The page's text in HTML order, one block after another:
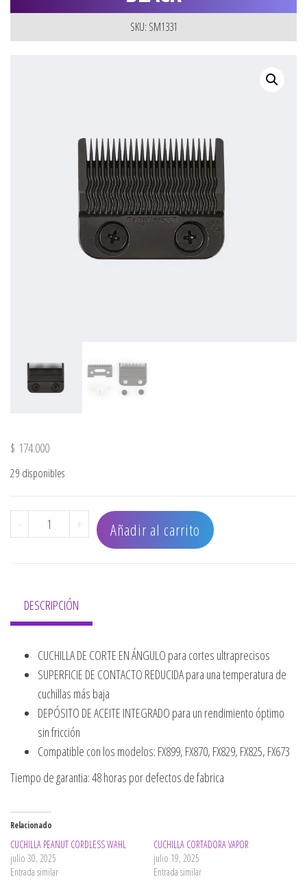
SKU: SM1331
$ 174.000
29 disponibles
- CUCHILLA FADE DE PRECISIÓN BLACK cantidad
+ Añadir al carrito
DESCRIPCIÓN
CUCHILLA DE CORTE EN ÁNGULO para cortes ultraprecisos
SUPERFICIE DE CONTACTO REDUCIDA para una temperatura de
cuchillas más baja
DEPÓSITO DE ACEITE INTEGRADO para un rendimiento óptimo
sin fricción
Compatible con los modelos: FX899, FX870, FX829, FX825, FX673
Tiempo de garantia: 48 horas por defectos de fabrica
Relacionado
CUCHILLA PEANUT CORDLESS WAHL
julio 30, 2025
Entrada similar
CUCHILLA CORTADORA VAPOR
julio 19, 2025
Entrada similar